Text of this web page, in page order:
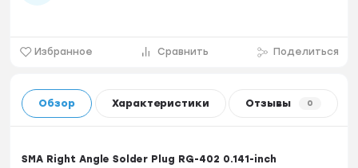
Избранное Сравнить Поделиться
Обзор Характеристики Отзывы 0
SMA Right Angle Solder Plug RG-402 0.141-inch